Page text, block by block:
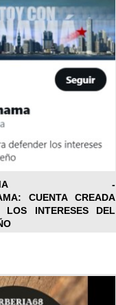
-
CUENTA CREADA
LOS INTERESES DEL